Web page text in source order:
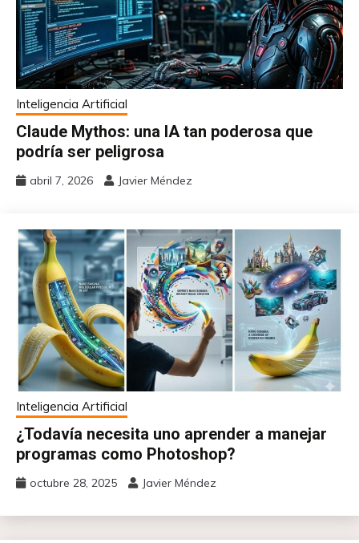
Inteligencia Artificial
Claude Mythos: una IA tan poderosa que
podría ser peligrosa
abril 7, 2026 Javier Méndez
Inteligencia Artificial
¿Todavía necesita uno aprender a manejar
programas como Photoshop?
octubre 28, 2025 Javier Méndez